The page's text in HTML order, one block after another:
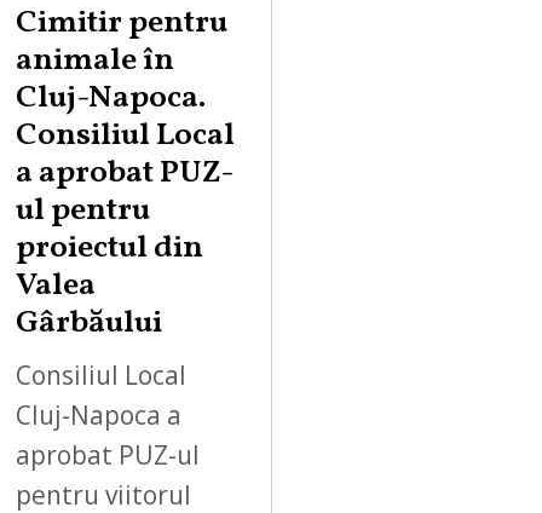
Cimitir pentru
animale în
Cluj-Napoca.
Consiliul Local
a aprobat PUZ-
ul pentru
proiectul din
Valea
Gârbăului
Consiliul Local
Cluj-Napoca a
aprobat PUZ-ul
pentru viitorul